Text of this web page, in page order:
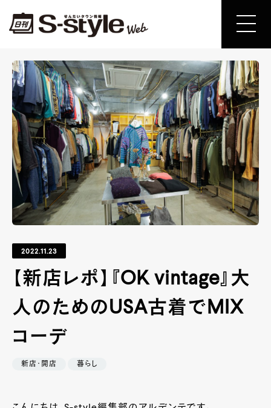
2022.11.23
【新店レポ】『OK vintage』大
人のためのUSA古着でMIX
コーデ
新店・開店 暮らし